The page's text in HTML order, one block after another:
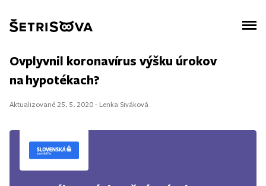
Ovplyvnil koronavírus výšku úrokov
na hypotékach?
Aktualizované 25. 5. 2020 - Lenka Siváková